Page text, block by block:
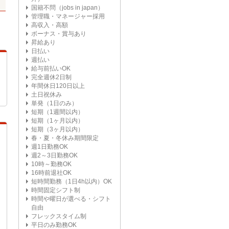
国籍不問（jobs in japan）
管理職・マネージャー採用
高収入・高額
ボーナス・賞与あり
昇給あり
日払い
週払い
給与前払いOK
完全週休2日制
年間休日120日以上
土日祝休み
単発（1日のみ）
短期（1週間以内）
短期（1ヶ月以内）
短期（3ヶ月以内）
春・夏・冬休み期間限定
週1日勤務OK
週2～3日勤務OK
10時～勤務OK
16時前退社OK
短時間勤務（1日4h以内）OK
時間固定シフト制
時間や曜日が選べる・シフト
自由
フレックスタイム制
平日のみ勤務OK